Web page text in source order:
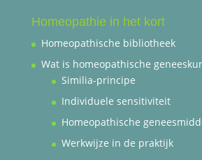
Homeopathie in het kort
Homeopathische bibliotheek
Wat is homeopathische
Similia-principe
Individuele sensitiviteit
Homeopathische
Werkwijze in de praktijk